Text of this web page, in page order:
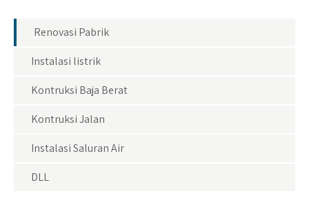
Renovasi Pabrik
Instalasi listrik
Kontruksi Baja Berat
Kontruksi Jalan
Instalasi Saluran Air
DLL